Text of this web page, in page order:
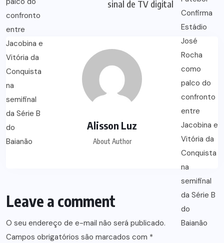
sinal de TV digital
Alisson Luz
About Author
Leave a comment
O seu endereço de e-mail não será publicado.
Campos obrigatórios são marcados com *